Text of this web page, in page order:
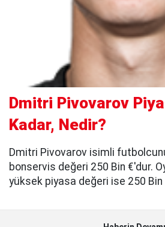
Dmitri Pivovarov
Kadar, Nedir?
Dmitri Pivovarov isimli
bonservis değeri 250 Bin €'dur.
yüksek piyasa değeri ise 250 Bin